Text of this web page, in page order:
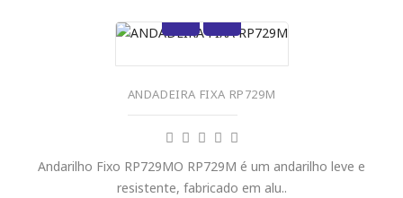
ANDADEIRA FIXA RP729M
Andarilho Fixo RP729MO RP729M é um andarilho leve e
resistente, fabricado em alu..